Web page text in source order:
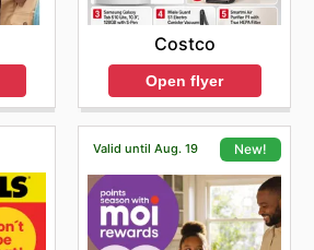
Costco
Open flyer
Valid until Aug. 19 New!